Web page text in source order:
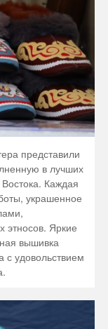
представили
в лучших
Каждая
украшенное
этносов. Яркие
вышивка
с удовольствием